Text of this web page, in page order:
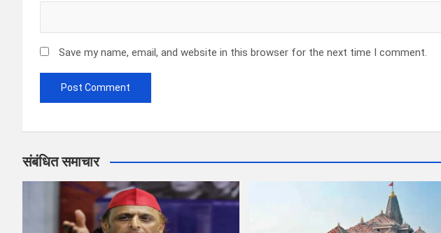
Save my name, email, and website in this browser for the next time I comment.
संबंधित समाचार